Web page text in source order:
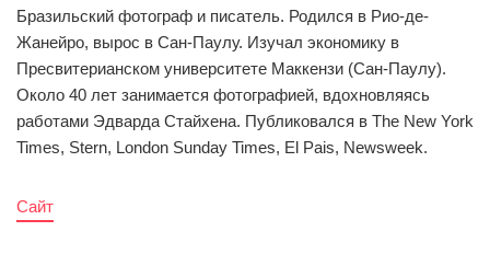
Бразильский фотограф и писатель. Родился в Рио-де-
Жанейро, вырос в Сан-Паулу. Изучал экономику в
Пресвитерианском университете Маккензи (Сан-Паулу).
Около 40 лет занимается фотографией, вдохновляясь
работами Эдварда Стайхена. Публиковался в The New York
Times, Stern, London Sunday Times, El Pais, Newsweek.
Сайт